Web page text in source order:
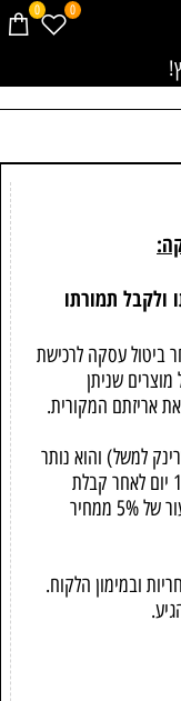
0 0
ולקבל תמורתו
ביטול עסקה לרכישת
שניתן
אריזתם המקורית.
למשל) והוא נותר
באריזתו המקורית, ניתן לבטל את העסקה עד 14 יום לאחר קבלת
הספר ולקבל החזר כספי, בניכוי דמי ביטול בשיעור של 5% ממחיר
ובמימון הלקוח.